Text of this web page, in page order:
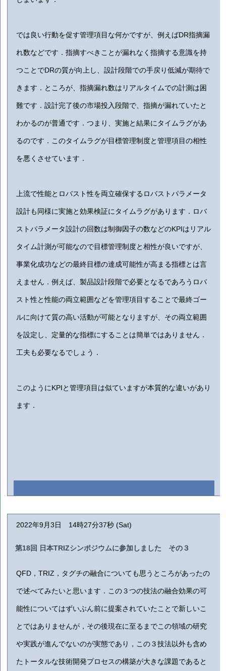
では良い行動を促す管理項目な何かですが、例えばDR指摘漏
れ数などです．指摘すべきことが漏れなく指摘する意識を持
つことでDRの質が向上し、設計段階での手戻り低減が期待で
きます．ところが、指摘漏れ数はリアルタイムでの計測は困
難です．設計完了後の市場投入段階で、指摘が漏れていたと
わかるのが普通です．つまり、実施と結果にタイムラグがあ
るのです．このタイムラグが目標管理制度と管理項目の相性
を悪くさせています．
上流で性能とロバスト性を両立確保するロバストパラメータ
設計も同様に実施と効果検証にタイムラグがあります．ロバ
ストパラメータ設計の回数は制御因子の数などのKPIはリアル
タイム計測が可能なので目標管理制度と相性が良いですが、
事業化成功などの最終目標の達成可能性が高まる指標とは言
えません．例えば、製品設計段階で必要となるであろうロバ
スト性と性能の両立範囲などを管理項目することで最終ゴー
ルに向けて質の高い活動が可能となりますが、その両立範囲
を設定し、定量的な指標にすることは簡単ではありません．
工夫も必要なるでしょう．
このようにKPIと管理項目は似ていますが本質的な違いがあり
ます．
2022年9月3日 14時27分37秒 (Sat)
第18回 日本TRIZシンポジウムに参加しました その３
QFD，TRIZ，タグチの融合についても思うところがあったの
で述べてみたいと思います．この３つの技法の融合効果の可
能性についてはずいぶん前に提案されていたことで新しいこ
とではありませんが，その後現在に至るまでこの領域の研究
や実践が進んでないのが実態であり，この３技法以外も含め
たトータルな技術開発プロセスの構築が大きな課題であると